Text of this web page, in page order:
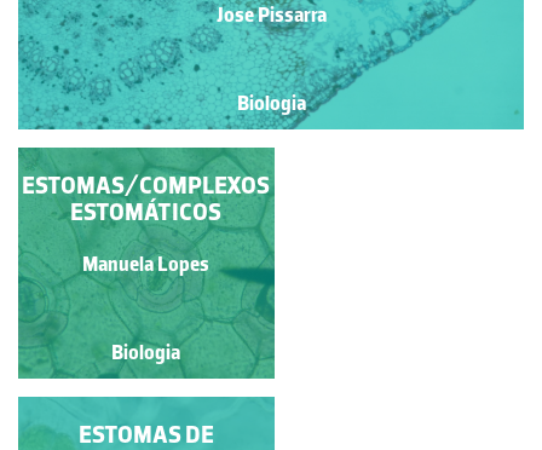
Jose Pissarra
Biologia
CEBOLA ROXA
Isabel Cruz Viegas Santos
Biologia
ESTOMAS/COMPLEXOS
ESTOMÁTICOS
Manuela Lopes
Biologia
TRICOMAS EM
ESTOMAS DE